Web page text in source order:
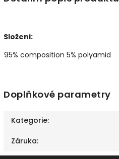
Složeni:
95% composition 5% polyamid
Doplňkové parametry
Kategorie:
Záruka: